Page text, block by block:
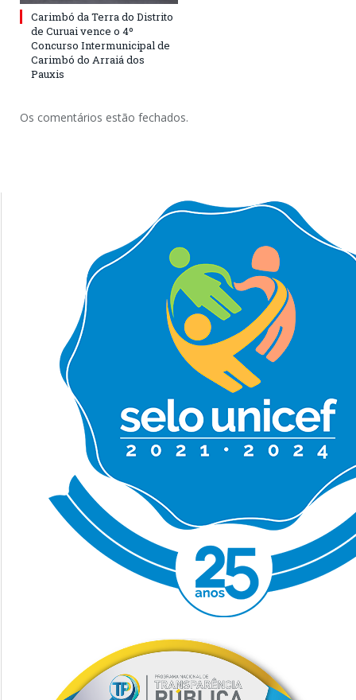
Carimbó da Terra do Distrito
de Curuai vence o 4º
Concurso Intermunicipal de
Carimbó do Arraiá dos
Pauxis
Os comentários estão fechados.